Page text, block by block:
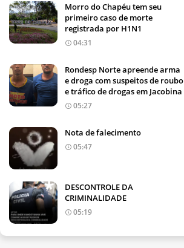
Morro do Chapéu tem seu
primeiro caso de morte
registrada por H1N1
04:31
Rondesp Norte apreende arma
e droga com suspeitos de roubo
e tráfico de drogas em Jacobina
05:27
Nota de falecimento
05:47
DESCONTROLE DA
CRIMINALIDADE
05:19